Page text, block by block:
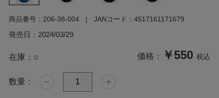
発売日： 2024/03/29
商品番号： 206-38-004 JANコード： 4517161171679
在庫： ○ 価格： ￥550 税込
数量：